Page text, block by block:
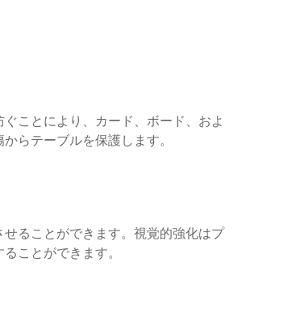
ことにより、カード、ボード、およ
らテーブルを保護します。
ることができます。視覚的強化はプ
ことができます。